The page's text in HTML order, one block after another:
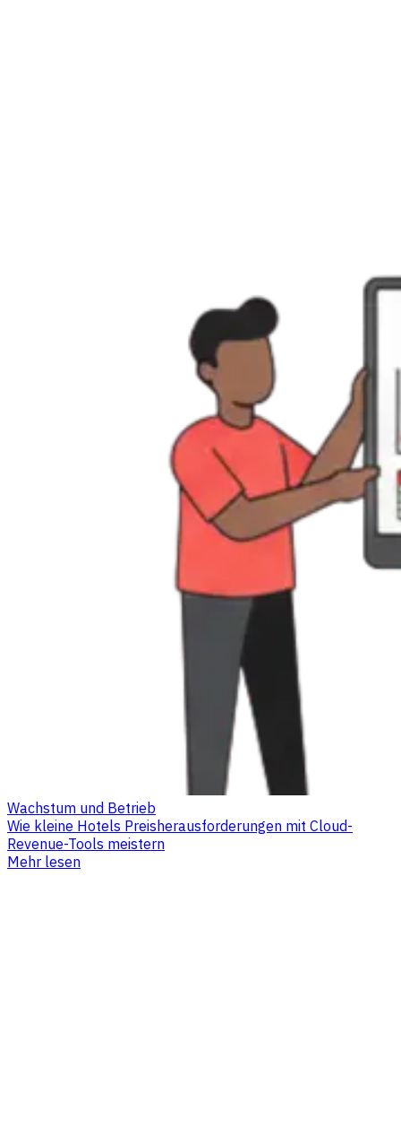
Wachstum und Betrieb
Wie kleine Hotels Preisherausforderungen mit Cloud-
Revenue-Tools meistern
Mehr lesen